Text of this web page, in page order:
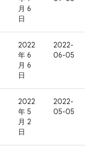
月 6
日
2022
年 6
月 6
日
2022-
06-05
2022
年 5
月 2
日
2022-
05-05